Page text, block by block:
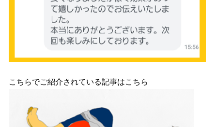
こちらでご紹介されている記事はこちら